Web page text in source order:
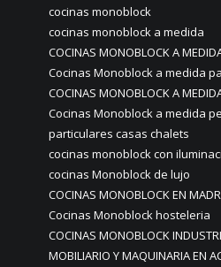
cocinas monoblock
cocinas monoblock a medida
COCINAS MONOBLOCK A
Cocinas Monoblock a medida
COCINAS MONOBLOCK A
Cocinas Monoblock a medida
particulares casas chalets
cocinas monoblock con
cocinas Monoblock de lujo
COCINAS MONOBLOCK EN
Cocinas Monoblock hosteleria
COCINAS MONOBLOCK
MOBILIARIO Y MAQUINARIA EN